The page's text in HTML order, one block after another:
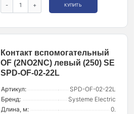
- + КУПИТЬ
Контакт вспомогательный
OF (2NO2NC) левый (250) SE
SPD-OF-02-22L
Артикул:
SPD-OF-02-22L
Бренд:
Systeme Electric
Длина, м:
0.